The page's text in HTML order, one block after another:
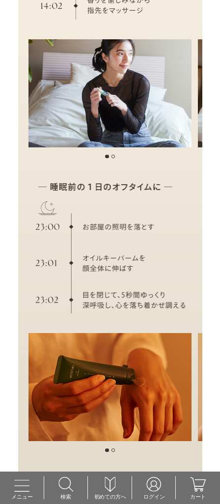
メニュー 検索 初めての方へ ログイン カート